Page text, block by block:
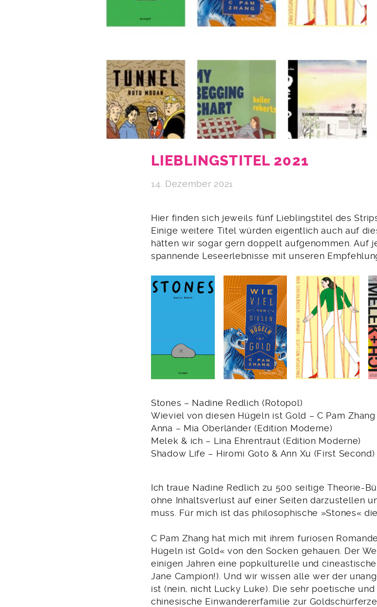
LIEBLINGSTITEL 2021
14. Dezember 2021
Hier finden sich jeweils fünf Lieblingstitel des
Einige weitere Titel würden eigentlich auch auf
hätten wir sogar gern doppelt aufgenommen. Auf
spannende Leseerlebnisse mit unseren
Stones – Nadine Redlich (Rotopol)
Wieviel von diesen Hügeln ist Gold – C Pam Zhang
Anna – Mia Oberländer (Edition Moderne)
Melek & ich – Lina Ehrentraut (Edition Moderne)
Shadow Life – Hiromi Goto & Ann Xu (First Second)
Ich traue Nadine Redlich zu 500 seitige Theorie-
ohne Inhaltsverlust auf einer Seiten darzustellen
muss. Für mich ist das philosophische »Stones«
C Pam Zhang hat mich mit ihrem furiosen
Hügeln ist Gold« von den Socken gehauen. Der
einigen Jahren eine popkulturelle und
Jane Campion!). Und wir wissen alle wer der
ist (nein, nicht Lucky Luke). Die sehr poetische
chinesische Einwandererfamilie zur